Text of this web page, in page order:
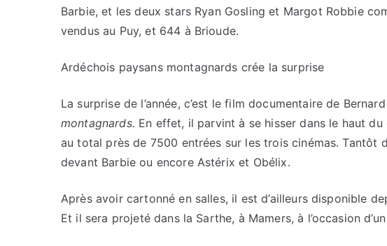
Barbie, et les deux stars Ryan Gosling et Margot Robbie
vendus au Puy, et 644 à Brioude.
Ardéchois paysans montagnards crée la surprise
La surprise de l’année, c’est le film documentaire de
montagnards. En effet, il parvint à se hisser dans le haut
au total près de 7500 entrées sur les trois cinémas. Tantôt
devant Barbie ou encore Astérix et Obélix.
Après avoir cartonné en salles, il est d’ailleurs disponible
Et il sera projeté dans la Sarthe, à Mamers, à l’occasion